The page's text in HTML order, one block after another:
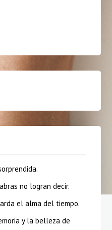
no logran decir.
el alma del tiempo.
y la belleza de